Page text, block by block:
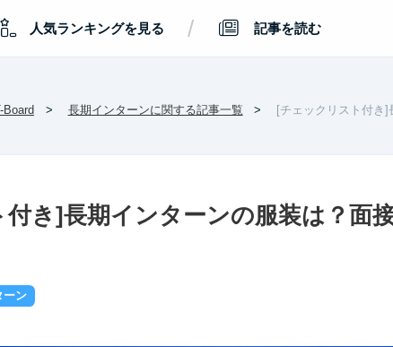
人気ランキングを見る / 記事を読む
長期インターンに関する記事一覧
[チェックリスト付き
き]長期インターンの服装は？面
ーン